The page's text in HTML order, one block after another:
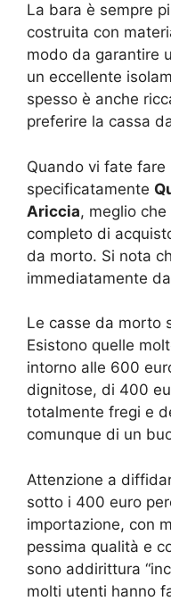
La bara è sempre
costruita con
modo da garantire
un eccellente
spesso è anche
preferire la cassa
Quando vi fate
specificatamente
Ariccia, meglio
completo di
da morto. Si nota
immediatamente
Le casse da morto
Esistono quelle
intorno alle 600
dignitose, di 400
totalmente fregi e
comunque di un
Attenzione a
sotto i 400 euro
importazione, con
pessima qualità e
sono addirittura
molti utenti hanno